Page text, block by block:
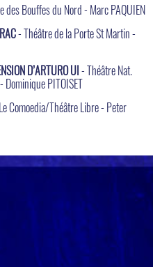
des Bouffes du Nord - Marc PAQUIEN
- Théâtre de la Porte St Martin -
D’ARTURO UI- Théâtre Nat.
Dominique PITOISET
Comoedia/Théâtre Libre - Peter